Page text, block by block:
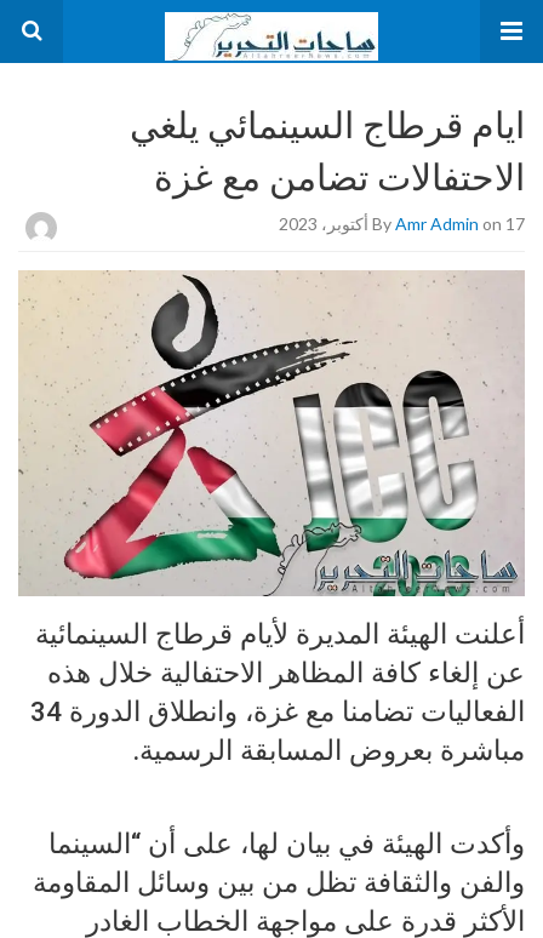
ايام قرطاج السينمائي يلغي
الاحتفالات تضامن مع غزة
ByAmr Admin on 17 أكتوبر، 2023
أعلنت الهيئة المديرة لأيام قرطاج السينمائية
عن إلغاء كافة المظاهر الاحتفالية خلال هذه
الفعاليات تضامنا مع غزة، وانطلاق الدورة 34
مباشرة بعروض المسابقة الرسمية.
وأكدت الهيئة في بيان لها، على أن “السينما
والفن والثقافة تظل من بين وسائل المقاومة
الأكثر قدرة على مواجهة الخطاب الغادر